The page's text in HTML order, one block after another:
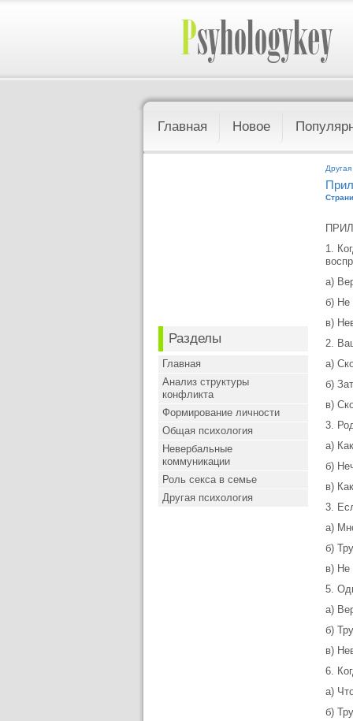
Главная Новое
Разделы
Главная
Анализ структуры
конфликта
Формирование личности
Общая психология
Невербальные
коммуникации
Роль секса в семье
Другая психология
1.
а)
б) Не
в)
2.
а)
б)
в)
3.
а)
б)
в)
3.
а)
б)
в) Не
5.
а)
б)
в)
6.
а)
б)